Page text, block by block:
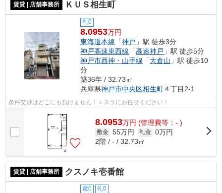
賃貸 | 店舗事務所 ＫＵＳ相生町
礼0
8.0953万円
東海道本線 「神戸 」駅 徒歩3分
神戸高速東西線 「高速神戸 」駅 徒歩5分
神戸市西神・山手線 「大倉山 」駅 徒歩10
分
築36年 / 32.73㎡
兵庫県神戸市中央区相生町４丁目2-1
条件交渉はどこにも負けません！エスラにお任せください！
8.0953万円 (管理費等：- )
敷金 55万円 礼金 0万円
2階 / - / 32.73㎡
賃貸 | 店舗事務所 クスノキ壱番館
敷0 礼0